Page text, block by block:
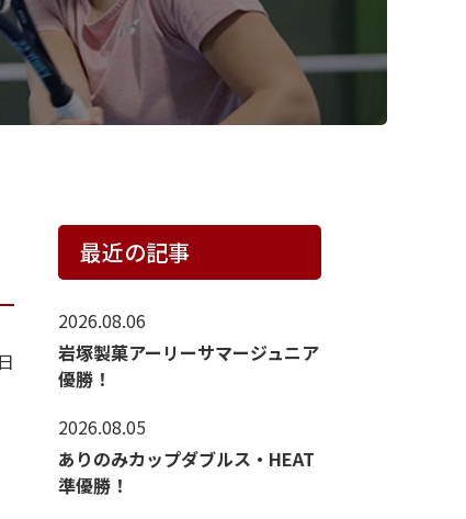
最近の記事
2026.08.06
岩塚製菓アーリーサマージュニア
優勝！
2026.08.05
ありのみカップダブルス・HEAT
準優勝！